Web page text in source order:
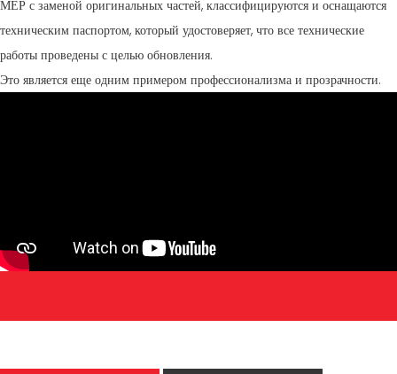
МЕР с заменой оригинальных частей, классифицируются и оснащаются
техническим паспортом, который удостоверяет, что все технические
работы проведены с целью обновления.
Это является еще одним примером профессионализма и прозрачности.